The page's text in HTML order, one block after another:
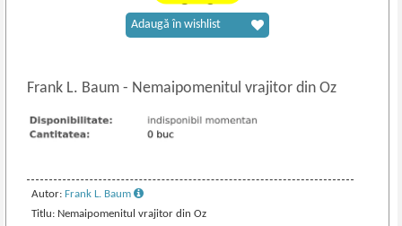
Frank L. Baum- Nemaipomenitul vrajitor din Oz
Autor:Frank L. Baum
Titlu: Nemaipomenitul vrajitor din Oz
Adaugă în wishlist